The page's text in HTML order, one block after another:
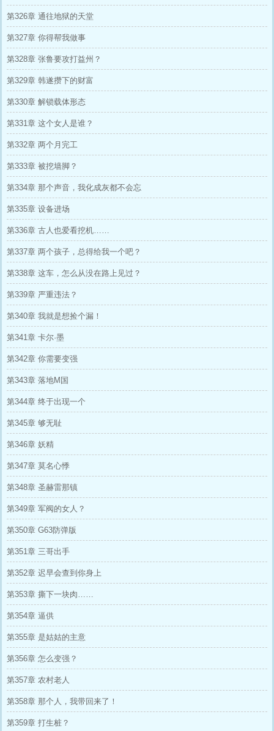
第326章 通往地狱的天堂
第327章 你得帮我做事
第328章 张鲁要攻打益州？
第329章 韩遂攒下的财富
第330章 解锁载体形态
第331章 这个女人是谁？
第332章 两个月完工
第333章 被挖墙脚？
第334章 那个声音，我化成灰都不会忘
第335章 设备进场
第336章 古人也爱看挖机……
第337章 两个孩子，总得给我一个吧？
第338章 这车，怎么从没在路上见过？
第339章 严重违法？
第340章 我就是想捡个漏！
第341章 卡尔·墨
第342章 你需要变强
第343章 落地M国
第344章 终于出现一个
第345章 够无耻
第346章 妖精
第347章 莫名心悸
第348章 圣赫雷那镇
第349章 军阀的女人？
第350章 G63防弹版
第351章 三哥出手
第352章 迟早会查到你身上
第353章 撕下一块肉……
第354章 逼供
第355章 是姑姑的主意
第356章 怎么变强？
第357章 农村老人
第358章 那个人，我带回来了！
第359章 打生桩？